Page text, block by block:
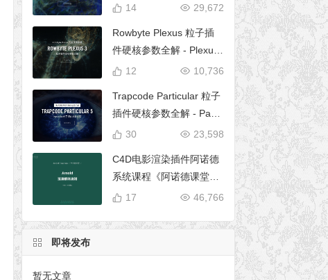
全使用手册
29,672
14
Rowbyte Plexus 粒子插
件硬核参数全解 - Plexus
完全使用手册
10,736
12
Trapcode Particular 粒子
插件硬核参数全解 - Parti
cular 5 完全使用手册23,598
30
C4D电影渲染插件阿诺德
系统课程《阿诺德课堂之
玉清境》
46,766
17
即将发布
暂无文章